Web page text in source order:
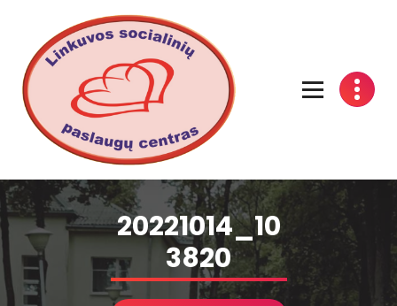
20221014_10
3820